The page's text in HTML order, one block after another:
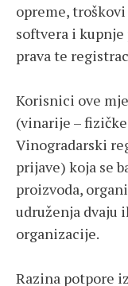
opreme,
softvera i
prava te
Korisnici ove
(vinarije –
Vinogradarski
prijave) koja se
proizvoda,
udruženja dvaju
organizacije.
Razina potpore